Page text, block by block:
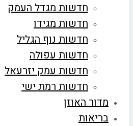
חדשות מגדל העמק
חדשות מגידו
חדשות נוף הגליל
חדשות עפולה
חדשות עמק יזרעאל
חדשות רמת ישי
מדור האוזן
בריאות